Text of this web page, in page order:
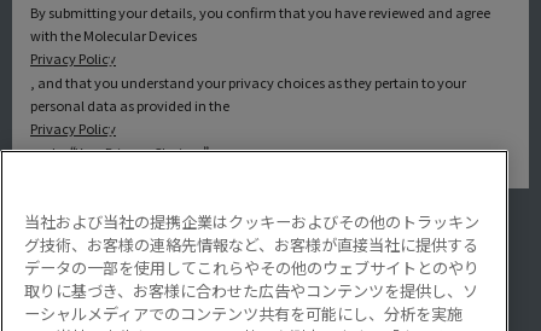
By submitting your details, you confirm that you have reviewed and agree
with the Molecular Devices
Privacy Policy
, and that you understand your privacy choices as they pertain to your
personal data as provided in the
Privacy Policy
under “Your Privacy Choices”.
アプリケーション
サービス・サポート
導入事例
Lab Note
アプリケーションノート
当社および当社の提携企業はクッキーおよびその他のトラッキン
グ技術、お客様の連絡先情報など、お客様が直接当社に提供する
データの一部を使用してこれらやその他のウェブサイトとのやり
取りに基づき、お客様に合わせた広告やコンテンツを提供し、ソ
ーシャルメディアでのコンテンツ共有を可能にし、分析を実施